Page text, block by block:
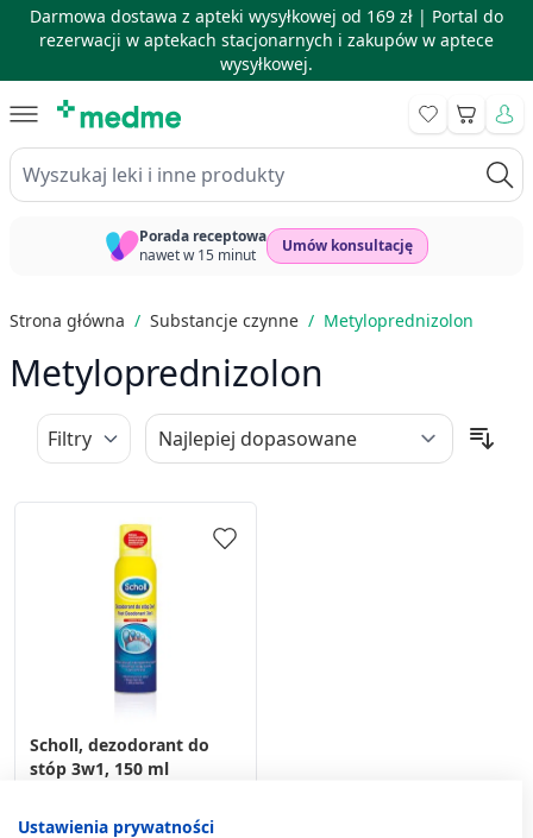
Darmowa dostawa z apteki wysyłkowej od 169 zł | Portal do
rezerwacji w aptekach stacjonarnych i zakupów w aptece
wysyłkowej.
Wyszukaj leki i inne produkty
Koszyk
Porada receptowa
nawet w 15 minut
Umów konsultację
Strona główna / Substancje czynne / Metyloprednizolon
Metyloprednizolon
Filtry
Scholl, dezodorant do
stóp 3w1, 150 ml
22,29 zł
Ustawienia prywatności